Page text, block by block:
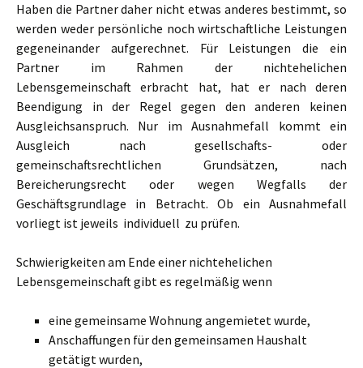
Haben die Partner daher nicht etwas anderes bestimmt, so
werden weder persönliche noch wirtschaftliche Leistungen
gegeneinander aufgerechnet. Für Leistungen die ein
Partner im Rahmen der nichtehelichen
Lebensgemeinschaft erbracht hat, hat er nach deren
Beendigung in der Regel gegen den anderen keinen
Ausgleichsanspruch. Nur im Ausnahmefall kommt ein
Ausgleich nach gesellschafts- oder
gemeinschaftsrechtlichen Grundsätzen, nach
Bereicherungsrecht oder wegen Wegfalls der
Geschäftsgrundlage in Betracht. Ob ein Ausnahmefall
vorliegt ist jeweils individuell zu prüfen.
Schwierigkeiten am Ende einer nichtehelichen
Lebensgemeinschaft gibt es regelmäßig wenn
eine gemeinsame Wohnung angemietet wurde,
Anschaffungen für den gemeinsamen Haushalt
getätigt wurden,